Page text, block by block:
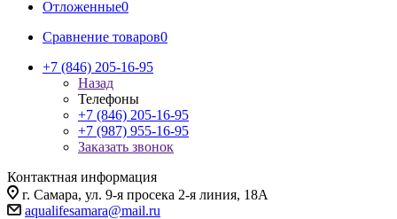
Отложенные0
Сравнение товаров0
+7 (846) 205-16-95
Назад
Телефоны
+7 (846) 205-16-95
+7 (987) 955-16-95
Заказать звонок
Контактная информация
г. Самара, ул. 9-я просека 2-я линия, 18А
aqualifesamara@mail.ru